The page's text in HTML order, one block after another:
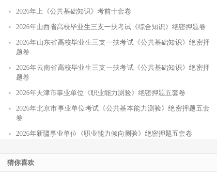
2026年上《公共基础知识》考前十套卷
2026年山西省高校毕业生三支一扶考试《综合知识》绝密押题卷
2026年山东省高校毕业生三支一扶考试《公共基础知识》绝密押
题卷
2026年云南省高校毕业生三支一扶考试《公共基础知识》绝密押
题卷
2026年天津市事业单位《职业能力测验》绝密押题五套卷
2026年北京市事业单位考试《公共基本能力测验》绝密押题五套
卷
2026年新疆事业单位《职业能力倾向测验》绝密押题五套卷
猜你喜欢